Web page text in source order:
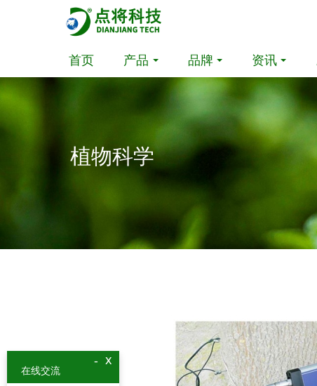
首页 产品 品牌 资讯
植物科学
x
-
在线交流